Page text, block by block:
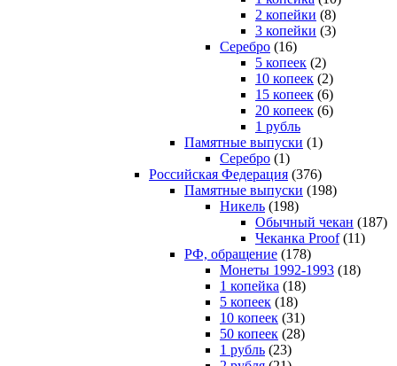
2 копейки (8)
3 копейки (3)
Серебро (16)
5 копеек (2)
10 копеек (2)
15 копеек (6)
20 копеек (6)
1 рубль
Памятные выпуски (1)
Серебро (1)
Российская Федерация (376)
Памятные выпуски (198)
Никель (198)
Обычный чекан (187)
Чеканка Proof(11)
РФ, обращение (178)
Монеты 1992-1993 (18)
1 копейка (18)
5 копеек (18)
10 копеек (31)
50 копеек (28)
1 рубль (23)